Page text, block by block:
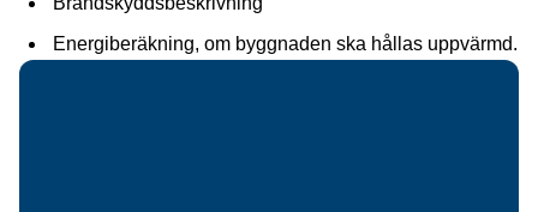
Energiberäkning, om byggnaden ska hållas uppvärmd.